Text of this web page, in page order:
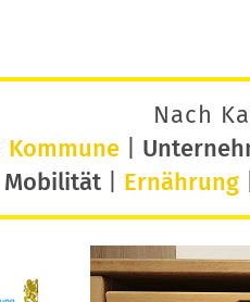
Nach
Kommune|
Mobilität Ernährung